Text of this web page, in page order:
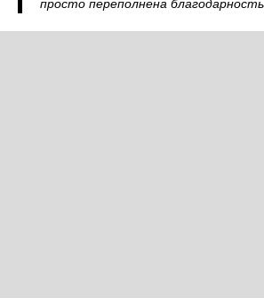
просто переполнена